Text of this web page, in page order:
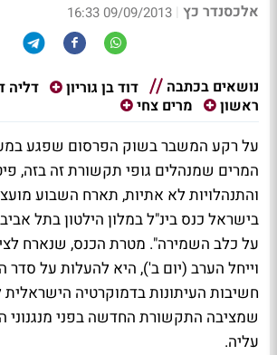
אלכסנדר כץ |
09/09/2013 16:33
נושאים בכתבה דוד בן גוריון דליה
ראשון
מרים צחי
על רקע המשבר בשוק הפרסום שפגע
המרים שמנהלים גופי תקשורת זה בזה,
והתנהלויות לא אתיות, תארח השבוע
בישראל כנס בינ"ל במלון הילטון בתל
על כלב השמירה". מטרת הכנס, שנארח
וייחל הערב (יום ב'), היא להעלות על סדר
חשיבות העיתונות בדמוקרטיה
שמציבה התקשורת החדשה בפני מנגנוני
עליה.